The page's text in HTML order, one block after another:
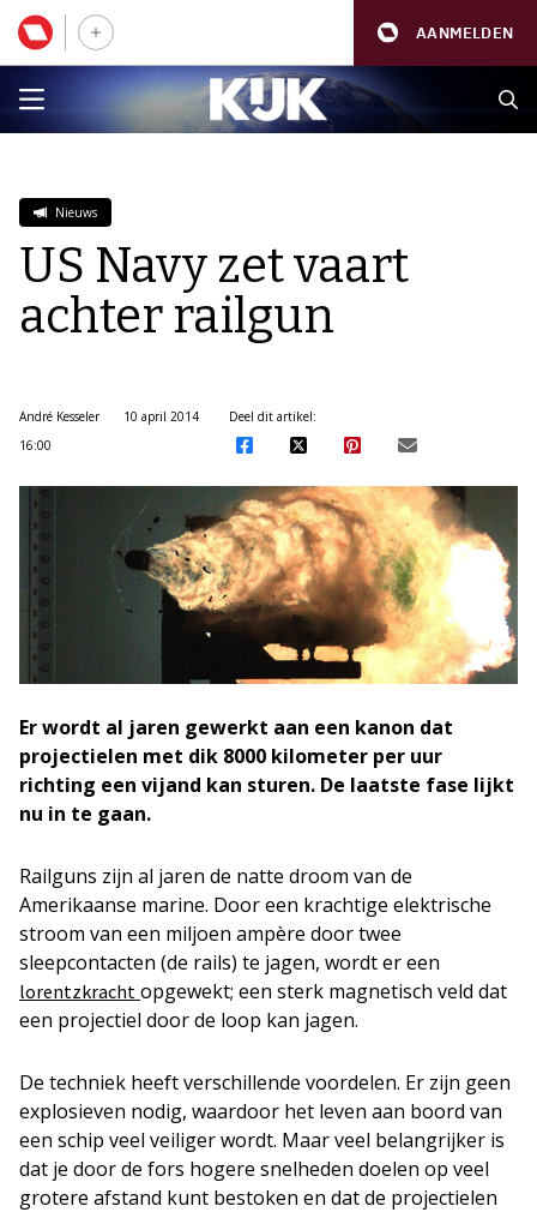
AANMELDEN
Nieuws
US Navy zet vaart
achter railgun
André Kesseler
10 april 2014
16:00
Deel dit artikel:
Er wordt al jaren gewerkt aan een kanon dat
projectielen met dik 8000 kilometer per uur
richting een vijand kan sturen. De laatste fase lijkt
nu in te gaan.
Railguns zijn al jaren de natte droom van de
Amerikaanse marine. Door een krachtige elektrische
stroom van een miljoen ampère door twee
sleepcontacten (de rails) te jagen, wordt er een
lorentzkracht opgewekt; een sterk magnetisch veld dat
een projectiel door de loop kan jagen.
De techniek heeft verschillende voordelen. Er zijn geen
explosieven nodig, waardoor het leven aan boord van
een schip veel veiliger wordt. Maar veel belangrijker is
dat je door de fors hogere snelheden doelen op veel
grotere afstand kunt bestoken en dat de projectielen